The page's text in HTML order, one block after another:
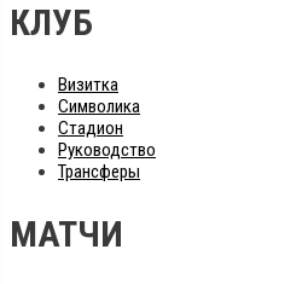
КЛУБ
Визитка
Символика
Стадион
Руководство
Трансферы
МАТЧИ